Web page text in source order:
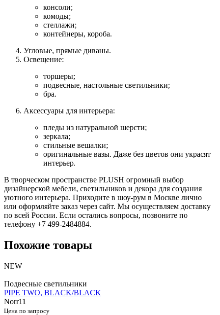
консоли;
комоды;
стеллажи;
контейнеры, короба.
Угловые, прямые диваны.
Освещение:
торшеры;
подвесные, настольные светильники;
бра.
Аксессуары для интерьера:
пледы из натуральной шерсти;
зеркала;
стильные вешалки;
оригинальные вазы. Даже без цветов они украсят
интерьер.
В творческом пространстве PLUSH огромный выбор
дизайнерской мебели, светильников и декора для создания
уютного интерьера. Приходите в шоу-рум в Москве лично
или оформляйте заказ через сайт. Мы осуществляем доставку
по всей России. Если остались вопросы, позвоните по
телефону +7 499-2484884.
Похожие товары
NEW
Подвесные светильники
PIPE TWO, BLACK/BLACK
Norr11
Цена по запросу